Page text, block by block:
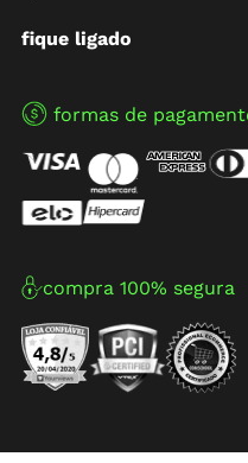
fique ligado
formas de
compra 100% segura